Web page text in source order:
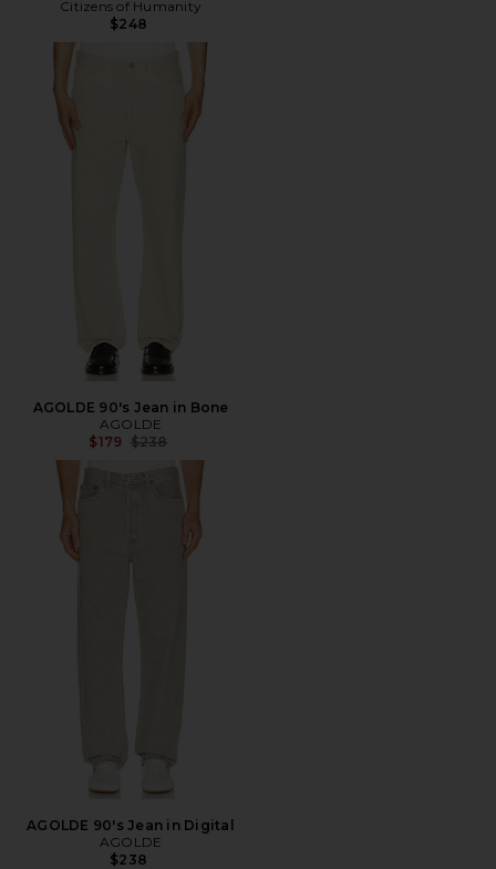
Citizens of Humanity
$248
AGOLDE 90's Jean in Bone
AGOLDE
$179 Precio anterior:
$238
AGOLDE 90's Jean in Digital
AGOLDE
$238